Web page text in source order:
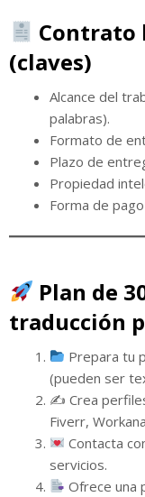
Contrato
(claves)
Alcance del
palabras).
Formato de
Plazo de
Propiedad
Forma de
Plan de
traducción
Prepara tu
(pueden ser
✍️ Crea
Fiverr,
Contacta
servicios.
Ofrece una